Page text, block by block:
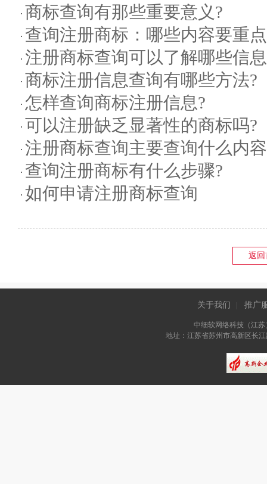
商标查询有那些重要意义?
查询注册商标：哪些内容要重
注册商标查询可以了解哪些信
商标注册信息查询有哪些方法?
怎样查询商标注册信息?
可以注册缺乏显著性的商标吗?
注册商标查询主要查询什么内
查询注册商标有什么步骤?
如何申请注册商标查询
返回
关于我们 推广
中细软网络科技（江
地址：江苏省苏州市高新区长